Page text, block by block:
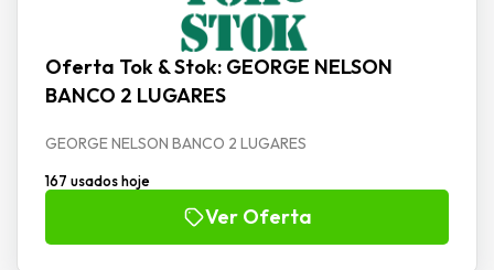
Oferta Tok & Stok: GEORGE NELSON
BANCO 2 LUGARES
GEORGE NELSON BANCO 2 LUGARES
167 usados hoje
Ver Oferta